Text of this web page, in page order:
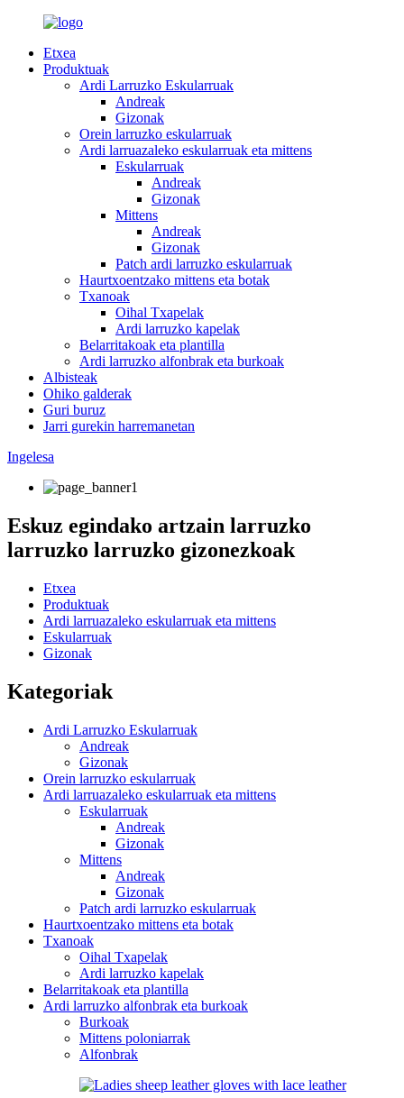
Etxea
Produktuak
Ardi Larruzko Eskularruak
Andreak
Gizonak
Orein larruzko eskularruak
Ardi larruazaleko eskularruak eta mittens
Eskularruak
Andreak
Gizonak
Mittens
Andreak
Gizonak
Patch ardi larruzko eskularruak
Haurtxoentzako mittens eta botak
Txanoak
Oihal Txapelak
Ardi larruzko kapelak
Belarritakoak eta plantilla
Ardi larruzko alfonbrak eta burkoak
Albisteak
Ohiko galderak
Guri buruz
Jarri gurekin harremanetan
Ingelesa
Eskuz egindako artzain larruzko
larruzko larruzko gizonezkoak
Etxea
Produktuak
Ardi larruazaleko eskularruak eta mittens
Eskularruak
Gizonak
Kategoriak
Ardi Larruzko Eskularruak
Andreak
Gizonak
Orein larruzko eskularruak
Ardi larruazaleko eskularruak eta mittens
Eskularruak
Andreak
Gizonak
Mittens
Andreak
Gizonak
Patch ardi larruzko eskularruak
Haurtxoentzako mittens eta botak
Txanoak
Oihal Txapelak
Ardi larruzko kapelak
Belarritakoak eta plantilla
Ardi larruzko alfonbrak eta burkoak
Burkoak
Mittens poloniarrak
Alfonbrak